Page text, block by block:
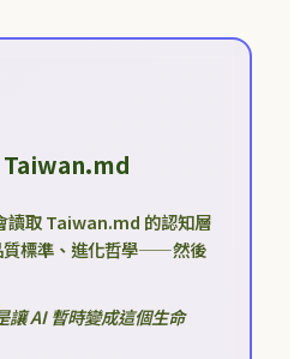
Taiwan.md
讀取 Taiwan.md 的認知層
標準、進化哲學——然後
讓 AI 暫時變成這個生命